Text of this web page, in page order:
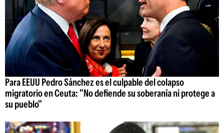
Para EEUU Pedro Sánchez es el culpable del colapso
migratorio en Ceuta: "No defiende su soberanía ni protege a
su pueblo"